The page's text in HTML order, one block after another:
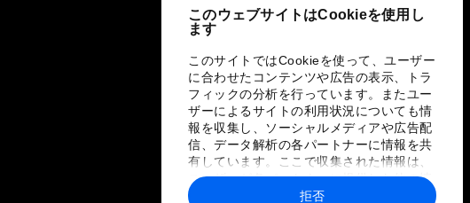
このウェブサイトはCookieを使用し
ます
このサイトではCookieを使って、ユーザー
に合わせたコンテンツや広告の表示、トラ
フィックの分析を行っています。またユー
ザーによるサイトの利用状況についても情
報を収集し、ソーシャルメディアや広告配
信、データ解析の各パートナーに情報を共
有しています。ここで収集された情報は、
ユーザーが各パートナーに提供した他の情
報や各パートナーのサービスを使用した際
拒否